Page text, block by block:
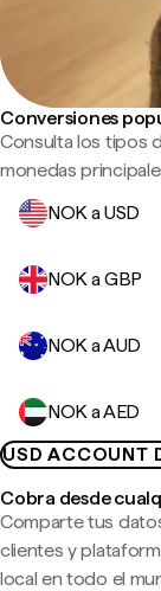
Conversiones
Consulta los tipos
monedas
NOK a USD
NOK a GBP
NOK a AUD
NOK a AED
USD ACCOUNT
Cobra desde
Comparte tus
clientes y
local en todo el